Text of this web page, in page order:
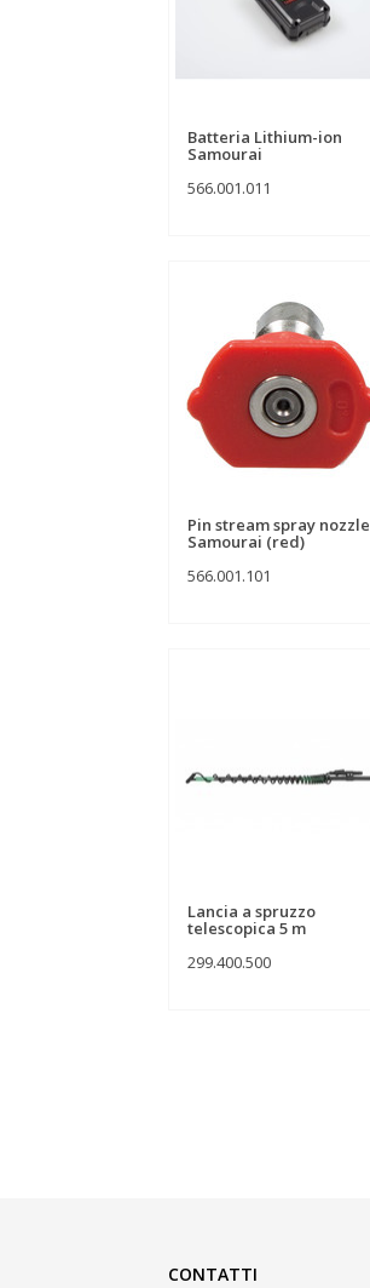
Batteria Lithium-ion
Samourai
566.001.011
Pin stream spray nozzle
Samourai (red)
566.001.101
Lancia a spruzzo
telescopica 5 m
299.400.500
CONTATTI